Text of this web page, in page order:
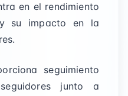
en el rendimiento
su impacto en la
seguimiento
junto a